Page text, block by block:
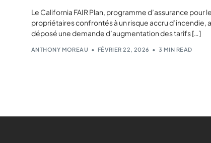
Le California FAIR Plan, programme d’assurance pour
propriétaires confrontés à un risque accru d’incendie, a
déposé une demande d’augmentation des tarifs […]
ANTHONY MOREAU FÉVRIER 22, 2026 3 MIN READ